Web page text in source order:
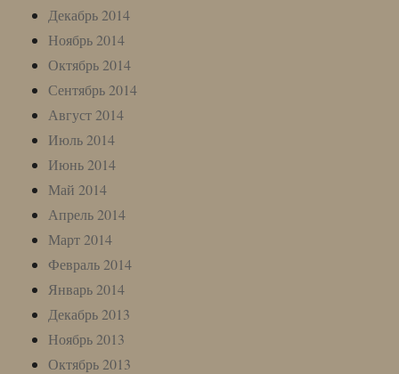
Декабрь 2014
Ноябрь 2014
Октябрь 2014
Сентябрь 2014
Август 2014
Июль 2014
Июнь 2014
Май 2014
Апрель 2014
Март 2014
Февраль 2014
Январь 2014
Декабрь 2013
Ноябрь 2013
Октябрь 2013